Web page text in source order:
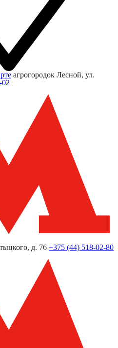
агрогородок Лесной, ул.
02
д. 76 +375 (44) 518-02-80